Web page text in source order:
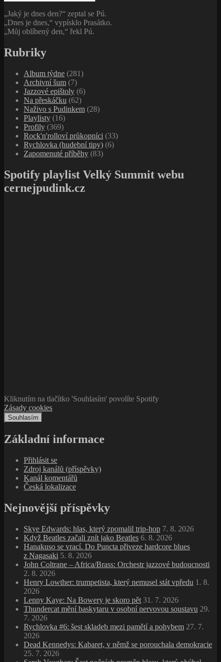
„Jaký je dnes den?“ zeptal se Pú.
„Dnes je dnes,“ vypísklo Prasátko.
„Můj oblíbený den,“ řekl Pú.
Rubriky
Album týdne (281)
Archivní šum (7)
Jazzové epištoly (6)
Na přeskáčku (62)
Naživo s Pudinkem (28)
Playlisty (16)
Profily (369)
Rock'n'rolloví průkopníci (33)
Rychlovka (hudební tipy) (6)
Zapomenuté příběhy (83)
Spotify playlist Velký Summit webu
cernejpudink.cz
Kliknutím na tlačítko 'Souhlasím' povolíte Spotify
Zásady cookies
Souhlasím
Základní informace
Přihlásit se
Zdroj kanálů (příspěvky)
Kanál komentářů
Česká lokalizace
Nejnovější příspěvky
Skye Edwards: hlas, který zpomalil trip‑hop 7. 8. 2026
Když Beatles začali znít jako Beatles 6. 8. 2026
Hanakuso se vrací. Do Puncta přiveze hardcore blues
z Nagasaki 5. 8. 2026
John Coltrane – Africa/Brass: Orchestr jazzové budoucnosti
2. 8. 2026
Henry Lowther: trumpetista, který nemusel stát vpředu 1. 8.
2026
Lenny Kaye: Na Bowery je skoro pět 31. 7. 2026
Thundercat mění baskytaru v osobní nervovou soustavu 29.
7. 2026
Rychlovka #6: šest skladeb mezi pamětí a pohybem 27. 7.
2026
Dead Kennedys: Kabaret, v němž se porouchala demokracie
25. 7. 2026